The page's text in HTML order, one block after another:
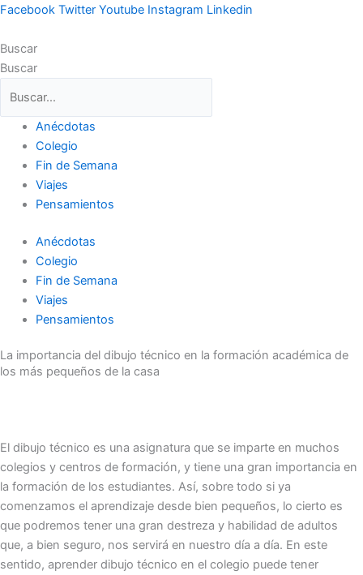
Ir
contenido
Facebook Twitter Youtube Instagram Linkedin
Buscar
Buscar
Anécdotas
Colegio
Fin de Semana
Viajes
Pensamientos
Anécdotas
Colegio
Fin de Semana
Viajes
Pensamientos
La importancia del dibujo técnico en la formación académica de
los más pequeños de la casa
El dibujo técnico es una asignatura que se imparte en muchos
colegios y centros de formación, y tiene una gran importancia en
la formación de los estudiantes. Así, sobre todo si ya
comenzamos el aprendizaje desde bien pequeños, lo cierto es
que podremos tener una gran destreza y habilidad de adultos
que, a bien seguro, nos servirá en nuestro día a día. En este
sentido, aprender dibujo técnico en el colegio puede tener